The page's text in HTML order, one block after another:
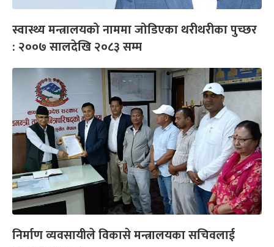
स्वास्थ्य मन्त्रालयको नाममा जोडिएका थरीथरीका पुच्छर
: २००७ सालदेखि २०८३ सम्म
निर्माण व्यवसायीले विकासे मन्त्रालयका सचिवलाई